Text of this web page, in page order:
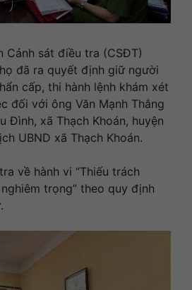
Cảnh sát điều tra (CSĐT)
đã ra quyết định giữ người
cấp, thi hành lệnh khám xét
đối với ông Văn Mạnh Thắng
Đình, xã Thạch Khoán, huyện
UBND xã Thạch Khoán.
về hành vi “Thiếu trách
trọng” theo quy định